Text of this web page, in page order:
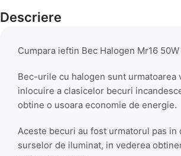
Descriere
Cumpara ieftin Bec Halogen Mr16 50W
Bec-urile cu halogen sunt urmatoarea
inlocuire a clasicelor becuri
obtine o usoara economie de energie.
Aceste becuri au fost urmatorul pas in
surselor de iluminat, in vederea